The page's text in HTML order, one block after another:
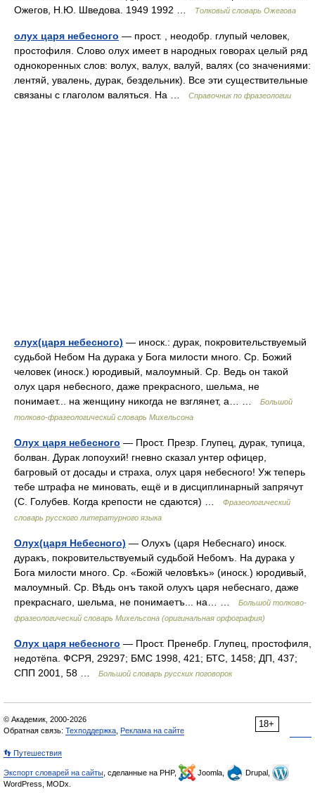
Ожегов, Н.Ю. Шведова. 1949 1992 …
Толковый словарь Ожегова
олух царя небесного — прост. , неодобр. глупый человек,
простофиля. Слово олух имеет в народных говорах целый ряд
однокоренных слов: волух, валух, валуй, валях (со значениями:
лентяй, увалень, дурак, бездельник). Все эти существительные
связаны с глаголом валяться. На …
Справочник по фразеологии
олух(царя небесного) — иноск.: дурак, покровительствуемый
судьбой Небом На дурака у Бога милости много. Ср. Божий
человек (иноск.) юродивый, малоумный. Ср. Ведь он такой
олух царя небесного, даже прекрасного, шельма, не
понимает... на женщину никогда не взглянет, а… …
Большой
толково-фразеологический словарь Михельсона
Олух царя небесного — Прост. Презр. Глупец, дурак, тупица,
болван. Дурак лопоухий! гневно сказал унтер офицер,
багровый от досады и страха, олух царя небесного! Уж теперь
тебе штрафа не миновать, ещё и в дисциплинарный запрячут
(С. Голубев. Когда крепости не сдаются) …
Фразеологический
словарь русского литературного языка
Олух(царя Небесного) — Олухъ (царя Небеснаго) иноск.
дуракъ, покровительствуемый судьбой Небомъ. На дурака у
Бога милости много. Ср. «Божій человѣкъ» (иноск.) юродивый,
малоумный. Ср. Вѣдь онъ такой олухъ царя небеснаго, даже
прекраснаго, шельма, не понимаетъ... на… …
Большой толково-
фразеологический словарь Михельсона (оригинальная орфография)
Олух царя небесного — Прост. Пренебр. Глупец, простофиля,
недотёпа. ФСРЯ, 29297; БМС 1998, 421; БТС, 1458; ДП, 437;
СПП 2001, 58 …
Большой словарь русских поговорок
18+
© Академик, 2000-2026
Обратная связь: Техподдержка Реклама на сайте
👣 Путешествия
Экспорт словарей на сайты , сделанные на PHP, Joomla,
Drupal,
WordPress, MODx.